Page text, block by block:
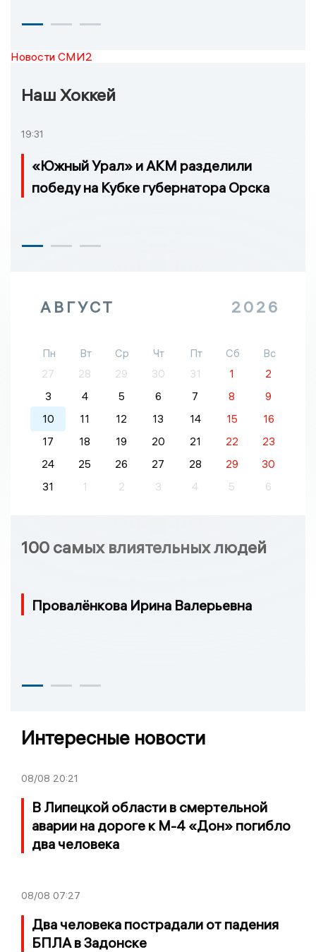
Новости СМИ2
Наш Хоккей
19:31
«Южный Урал» и АКМ разделили
победу на Кубке губернатора Орска
АВГУСТ 2026
Пн Вт Ср Чт Пт Сб
Вс
27
28 29 30 31 1
2
3
4 5 6 7 8
9
10
11 12 13 14 15
16
17
18 19 20 21 22
23
24
25 26 27 28 29
30
31
1 2 3 4 5 6
100 самых влиятельных людей
Провалёнкова Ирина Валерьевна
Интересные новости
08/08 20:21
В Липецкой области в смертельной
аварии на дороге к М-4 «Дон» погибло
два человека
08/08 07:27
Два человека пострадали от падения
БПЛА в Задонске